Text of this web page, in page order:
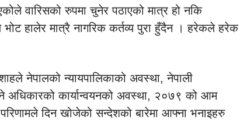
वारिसको रुपमा चुनेर पठाएको मात्र हो नकि
हालेर मात्रै नागरिक कर्तव्य पुरा हुँदैन । हरेकले हरेक
नेपालको न्यायपालिकाको अवस्था, नेपाली
अधिकारको कार्यान्वयनको अवस्था, २०७९ को आम
परिणामले दिन खोजेको सन्देशको बारेमा आफ्ना भनाइहरु